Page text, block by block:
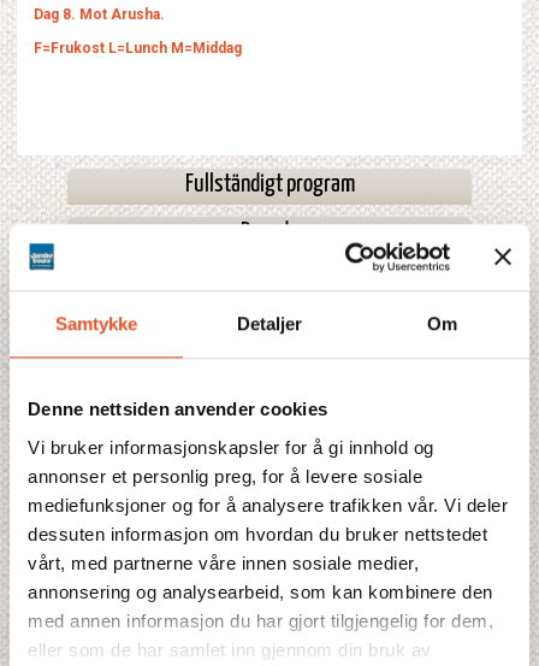
Samtykke Detaljer Om
Denne nettsiden anvender cookies
Vi bruker informasjonskapsler for å gi innhold og
annonser et personlig preg, for å levere sosiale
mediefunksjoner og for å analysere trafikken vår. Vi deler
dessuten informasjon om hvordan du bruker nettstedet
vårt, med partnerne våre innen sosiale medier,
annonsering og analysearbeid, som kan kombinere den
med annen informasjon du har gjort tilgjengelig for dem,
eller som de har samlet inn gjennom din bruk av
Dag 8. Mot Arusha.
F=Frukost L=Lunch M=Middag
Fullständigt program
Boende
Kombinationer
Pristilbud
61 150 NOK
Prisen inkluderer